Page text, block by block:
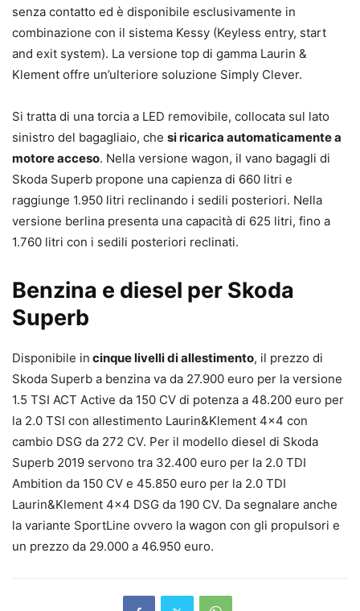
senza contatto ed è disponibile esclusivamente in
combinazione con il sistema Kessy (Keyless entry, start
and exit system). La versione top di gamma Laurin &
Klement offre un’ulteriore soluzione Simply Clever.
Si tratta di una torcia a LED removibile, collocata sul lato
sinistro del bagagliaio, che si ricarica automaticamente a
motore acceso. Nella versione wagon, il vano bagagli di
Skoda Superb propone una capienza di 660 litri e
raggiunge 1.950 litri reclinando i sedili posteriori. Nella
versione berlina presenta una capacità di 625 litri, fino a
1.760 litri con i sedili posteriori reclinati.
Benzina e diesel per Skoda
Superb
Disponibile in cinque livelli di allestimento, il prezzo di
Skoda Superb a benzina va da 27.900 euro per la versione
1.5 TSI ACT Active da 150 CV di potenza a 48.200 euro per
la 2.0 TSI con allestimento Laurin&Klement 4×4 con
cambio DSG da 272 CV. Per il modello diesel di Skoda
Superb 2019 servono tra 32.400 euro per la 2.0 TDI
Ambition da 150 CV e 45.850 euro per la 2.0 TDI
Laurin&Klement 4×4 DSG da 190 CV. Da segnalare anche
la variante SportLine ovvero la wagon con gli propulsori e
un prezzo da 29.000 a 46.950 euro.